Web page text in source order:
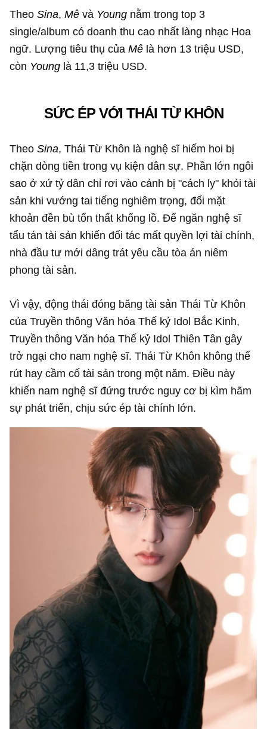
Theo Sina, Mê và Young nằm trong top 3
single/album có doanh thu cao nhất làng nhạc Hoa
ngữ. Lượng tiêu thụ củaMê là hơn 13 triệu USD,
còn Young là 11,3 triệu USD.
SỨC ÉP VỚI THÁI TỪ KHÔN
TheoSina, Thái Từ Khôn là nghệ sĩ hiếm hoi bị
chặn dòng tiền trong vụ kiện dân sự. Phần lớn ngôi
sao ở xứ tỷ dân chỉ rơi vào cảnh bị "cách ly" khỏi tài
sản khi vướng tai tiếng nghiêm trọng, đối mặt
khoản đền bù tổn thất khổng lồ. Để ngăn nghệ sĩ
tẩu tán tài sản khiến đối tác mất quyền lợi tài chính,
nhà đầu tư mới dâng trát yêu cầu tòa án niêm
phong tài sản.
Vì vậy, động thái đóng băng tài sản Thái Từ Khôn
của Truyền thông Văn hóa Thế kỷ Idol Bắc Kinh,
Truyền thông Văn hóa Thế kỷ Idol Thiên Tân gây
trở ngại cho nam nghệ sĩ. Thái Từ Khôn không thể
rút hay cầm cố tài sản trong một năm. Điều này
khiến nam nghệ sĩ đứng trước nguy cơ bị kìm hãm
sự phát triển, chịu sức ép tài chính lớn.